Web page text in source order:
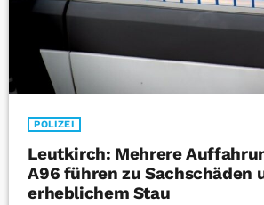
POLIZEI
Leutkirch: Mehrere
A96 führen zu Sachschäden
erheblichem Stau